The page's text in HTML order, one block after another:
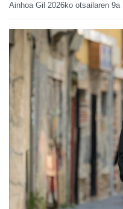
Ainhoa Gil 2026ko otsailaren 9a